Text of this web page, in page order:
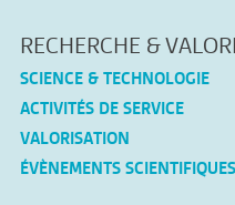
RECHERCHE &
SCIENCE & TECHNOLOGIE
ACTIVITÉS DE SERVICE
VALORISATION
ÉVÈNEMENTS SCIENTIFIQUES